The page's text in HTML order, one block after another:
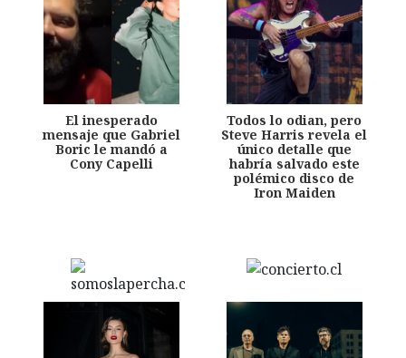
El inesperado
mensaje que Gabriel
Boric le mandó a
Cony Capelli
Todos lo odian, pero
Steve Harris revela el
único detalle que
habría salvado este
polémico disco de
Iron Maiden